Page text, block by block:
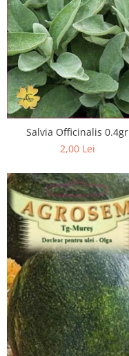
Salvia Officinalis 0.4gr
2,00 Lei